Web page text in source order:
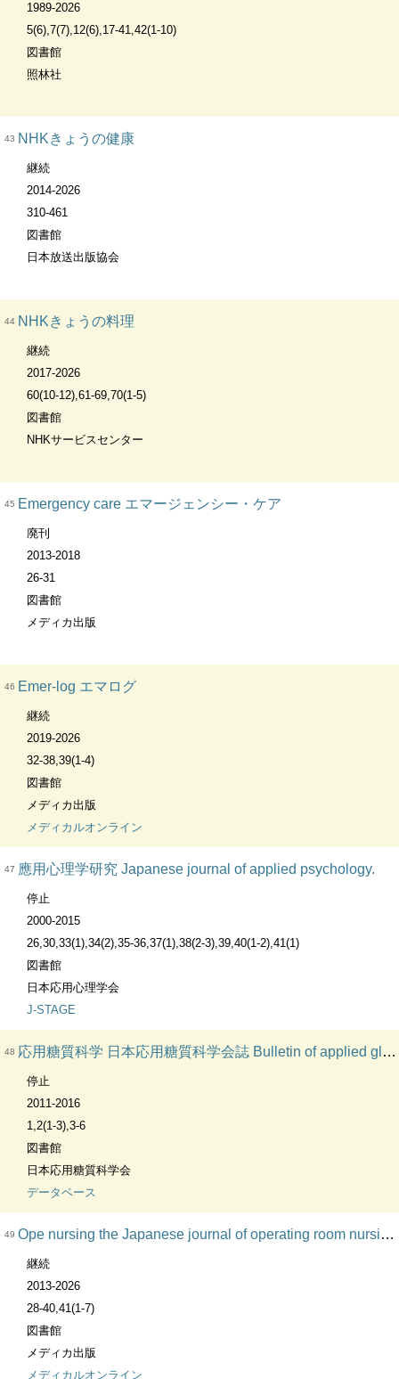
1989-2026
5(6),7(7),12(6),17-41,42(1-10)
図書館
照林社
43 NHKきょうの健康
継続
2014-2026
310-461
図書館
日本放送出版協会
44 NHKきょうの料理
継続
2017-2026
60(10-12),61-69,70(1-5)
図書館
NHKサービスセンター
45 Emergency care エマージェンシー・ケア
廃刊
2013-2018
26-31
図書館
メディカ出版
46 Emer-log エマログ
継続
2019-2026
32-38,39(1-4)
図書館
メディカ出版
メディカルオンライン
47 應用心理学研究 Japanese journal of applied psychology.
停止
2000-2015
26,30,33(1),34(2),35-36,37(1),38(2-3),39,40(1-2),41(1)
図書館
日本応用心理学会
J-STAGE
48 応用糖質科学 日本応用糖質科学会誌 Bulletin of applied glycoscience.
停止
2011-2016
1,2(1-3),3-6
図書館
日本応用糖質科学会
データベース
49 Ope nursing the Japanese journal of operating room nursing オペナーシング : 周手術期の専門看護誌
継続
2013-2026
28-40,41(1-7)
図書館
メディカ出版
メディカルオンライン